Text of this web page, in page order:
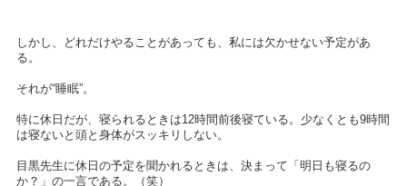
しかし、どれだけやることがあっても、私には欠かせない予定があ
る。
それが“睡眠”。
特に休日だが、寝られるときは12時間前後寝ている。少なくとも9時間
は寝ないと頭と身体がスッキリしない。
目黒先生に休日の予定を聞かれるときは、決まって「明日も寝るの
か？」の一言である。（笑）